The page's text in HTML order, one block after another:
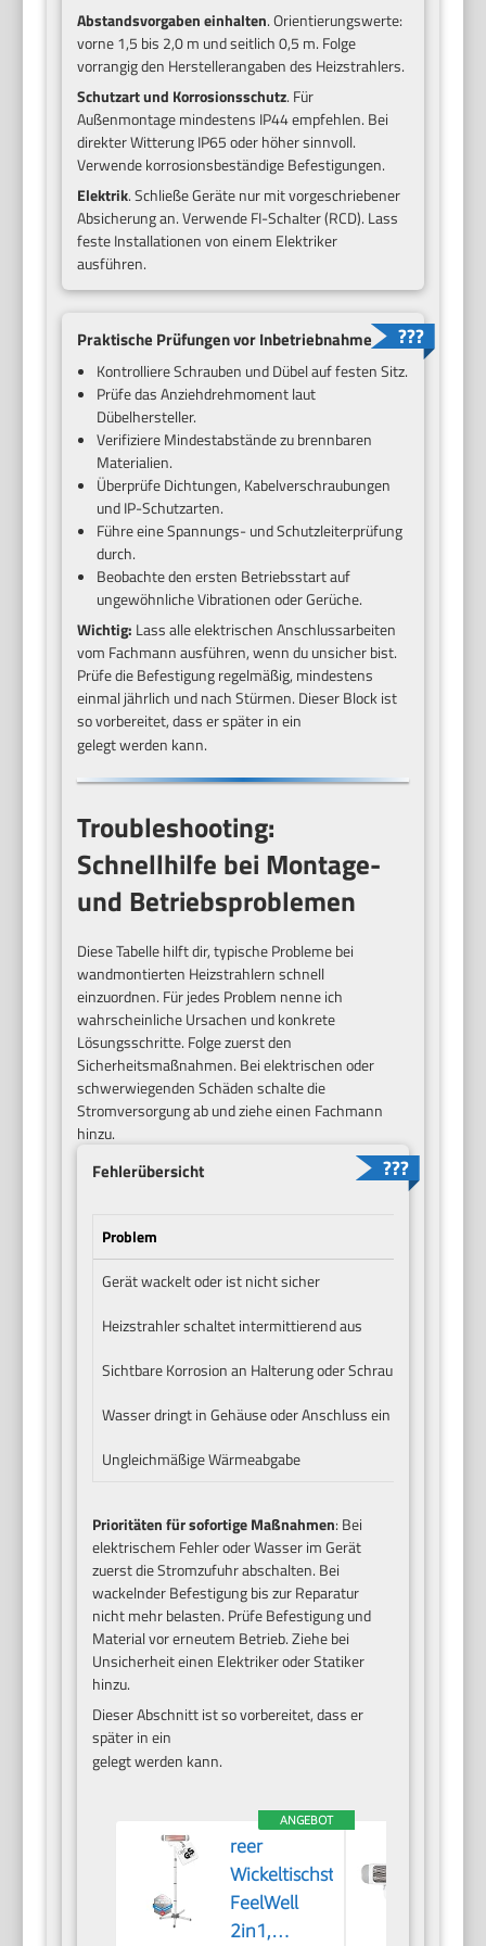
Abstandsvorgaben einhalten. Orientierungswerte:
vorne 1,5 bis 2,0 m und seitlich 0,5 m. Folge
vorrangig den Herstellerangaben des Heizstrahlers.
Schutzart und Korrosionsschutz. Für
Außenmontage mindestens IP44 empfehlen. Bei
direkter Witterung IP65 oder höher sinnvoll.
Verwende korrosionsbeständige Befestigungen.
Elektrik. Schließe Geräte nur mit vorgeschriebener
Absicherung an. Verwende FI-Schalter (RCD). Lass
feste Installationen von einem Elektriker
ausführen.
Praktische Prüfungen vor Inbetriebnahme
Kontrolliere Schrauben und Dübel auf festen Sitz.
Prüfe das Anziehdrehmoment laut
Dübelhersteller.
Verifiziere Mindestabstände zu brennbaren
Materialien.
Überprüfe Dichtungen, Kabelverschraubungen
und IP-Schutzarten.
Führe eine Spannungs- und Schutzleiterprüfung
durch.
Beobachte den ersten Betriebsstart auf
ungewöhnliche Vibrationen oder Gerüche.
Wichtig: Lass alle elektrischen Anschlussarbeiten
vom Fachmann ausführen, wenn du unsicher bist.
Prüfe die Befestigung regelmäßig, mindestens
einmal jährlich und nach Stürmen. Dieser Block ist
so vorbereitet, dass er später in ein
gelegt werden kann.
Troubleshooting:
Schnellhilfe bei Montage-
und Betriebsproblemen
Diese Tabelle hilft dir, typische Probleme bei
wandmontierten Heizstrahlern schnell
einzuordnen. Für jedes Problem nenne ich
wahrscheinliche Ursachen und konkrete
Lösungsschritte. Folge zuerst den
Sicherheitsmaßnahmen. Bei elektrischen oder
schwerwiegenden Schäden schalte die
Stromversorgung ab und ziehe einen Fachmann
hinzu.
Fehlerübersicht
Problem
Gerät wackelt oder ist nicht sicher
Heizstrahler schaltet intermittierend aus
Sichtbare Korrosion an Halterung oder Schrauben
Wasser dringt in Gehäuse oder Anschluss ein
Ungleichmäßige Wärmeabgabe
Prioritäten für sofortige Maßnahmen: Bei
elektrischem Fehler oder Wasser im Gerät
zuerst die Stromzufuhr abschalten. Bei
wackelnder Befestigung bis zur Reparatur
nicht mehr belasten. Prüfe Befestigung und
Material vor erneutem Betrieb. Ziehe bei
Unsicherheit einen Elektriker oder Statiker
hinzu.
Dieser Abschnitt ist so vorbereitet, dass er
später in ein
gelegt werden kann.
ANGEBOT
reer
Wickeltischstrahler
FeelWell
2in1,